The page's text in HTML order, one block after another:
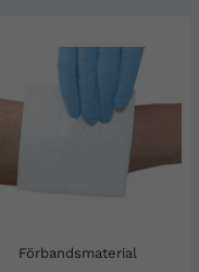
Förbandsmaterial